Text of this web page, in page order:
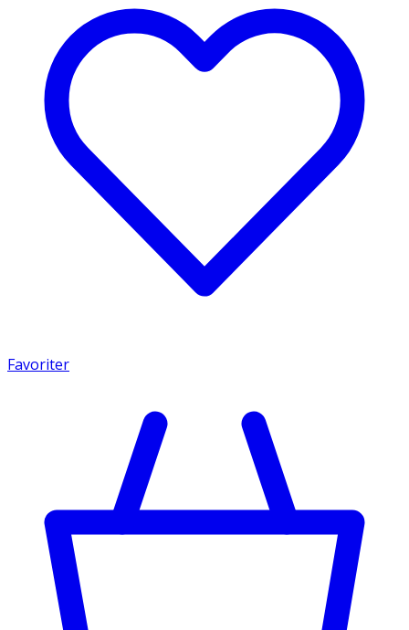
Favoriter